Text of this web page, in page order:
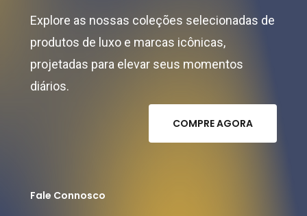
Explore as nossas coleções selecionadas de
produtos de luxo e marcas icônicas,
projetadas para elevar seus momentos
diários.
COMPREAGORA
Fale Connosco